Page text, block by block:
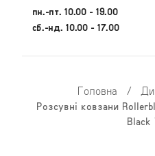
пн.-пт. 10.00 - 19.00
сб.-нд. 10.00 - 17.00
Головна /
Розсувні ковзани
Black